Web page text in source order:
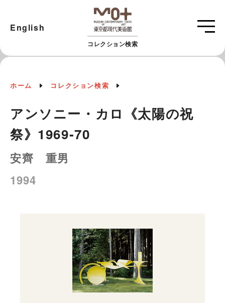
コレクション検索
English
ホーム コレクション検索
アンソニー・カロ《太陽の祝
祭》1969‐70
安齊 重男
1994